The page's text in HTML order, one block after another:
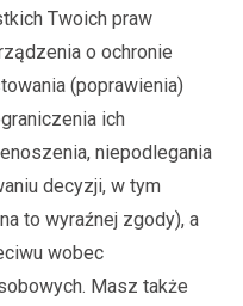
Twoich praw
o ochronie
(poprawienia)
ich
niepodlegania
decyzji, w tym
to wyraźnej zgody), a
wobec
Masz także